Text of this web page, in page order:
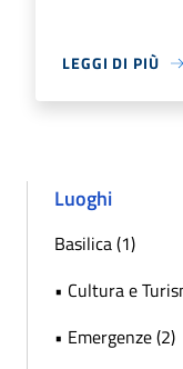
LEGGI DI PIÙ
Luoghi
Basilica (1)
• Cultura e
• Emergenze (2)